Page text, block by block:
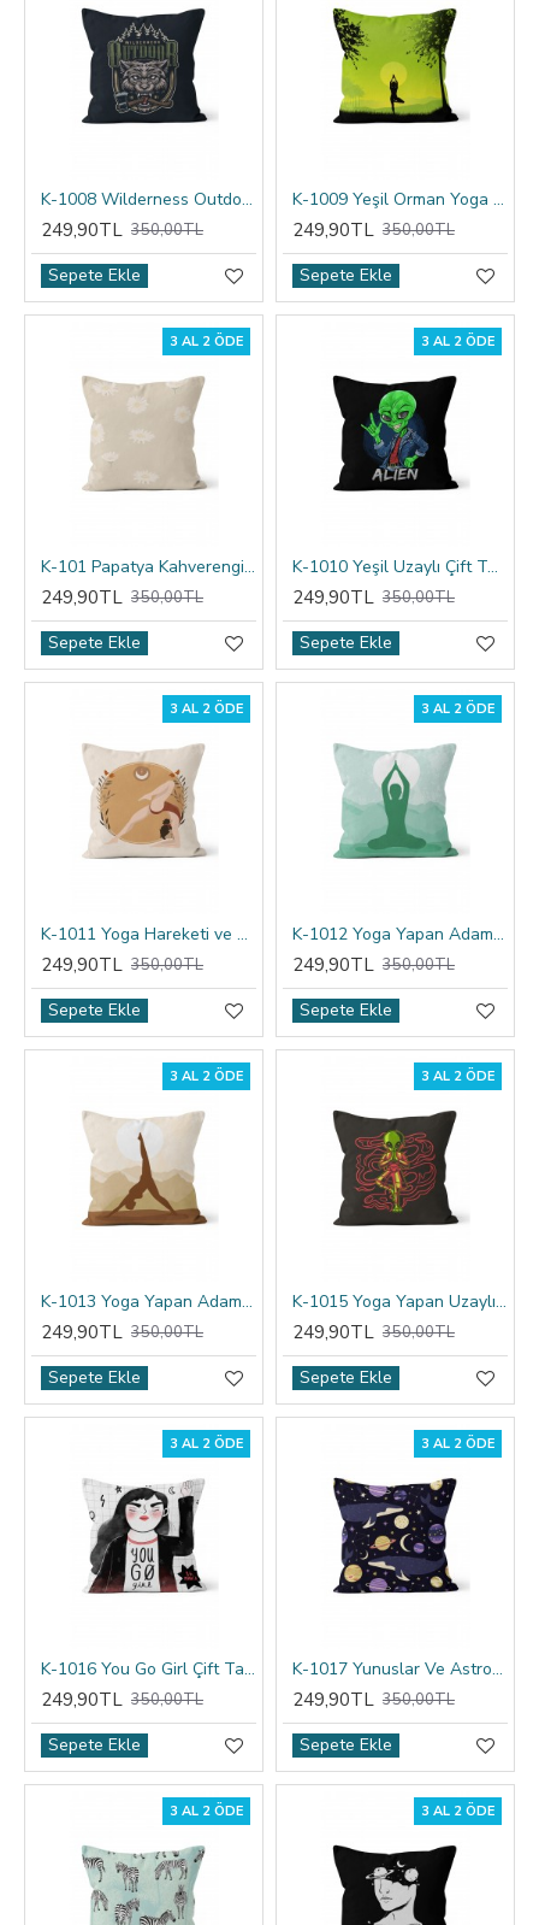
K-1008 Wilderness Outdoor Çift Tarafı Baskılı Kırlent Kılıfı
249,90TL 350,00TL
Sepete Ekle
K-1009 Yeşil Orman Yoga Çift Tarafı Baskılı Kırlent Kılıfı
249,90TL 350,00TL
Sepete Ekle
3 AL 2 ÖDE
K-101 Papatya Kahverengi 2 Çift Tarafı Baskılı Kırlent Kılıfı
249,90TL 350,00TL
Sepete Ekle
3 AL 2 ÖDE
K-1010 Yeşil Uzaylı Çift Tarafı Baskılı Kırlent Kılıfı
249,90TL 350,00TL
Sepete Ekle
3 AL 2 ÖDE
K-1011 Yoga Hareketi ve Ay Çift Tarafı Baskılı Kırlent Kılıfı
249,90TL 350,00TL
Sepete Ekle
3 AL 2 ÖDE
K-1012 Yoga Yapan Adam 1 Çift Tarafı Baskılı Kırlent Kılıfı
249,90TL 350,00TL
Sepete Ekle
3 AL 2 ÖDE
K-1013 Yoga Yapan Adam 2 Çift Tarafı Baskılı Kırlent Kılıfı
249,90TL 350,00TL
Sepete Ekle
3 AL 2 ÖDE
K-1015 Yoga Yapan Uzaylı Çift Tarafı Baskılı Kırlent Kılıfı
249,90TL 350,00TL
Sepete Ekle
3 AL 2 ÖDE
K-1016 You Go Girl Çift Tarafı Baskılı Kırlent Kılıfı
249,90TL 350,00TL
Sepete Ekle
3 AL 2 ÖDE
K-1017 Yunuslar Ve Astronomik Simgeler Çift Tarafı Baskılı Kırlent Kılıfı
249,90TL 350,00TL
Sepete Ekle
3 AL 2 ÖDE 3 AL 2 ÖDE